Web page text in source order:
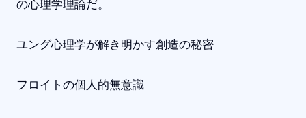
の心理学理論だ。
ユング心理学が解き明かす創造の秘密
フロイトの個人的無意識